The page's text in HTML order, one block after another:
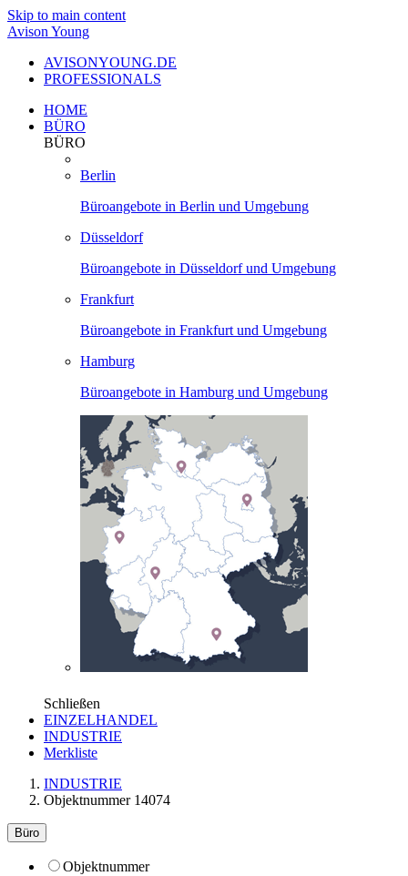
Skip to main content
Avison Young
AVISONYOUNG.DE
PROFESSIONALS
HOME
BÜRO
BÜRO
Berlin
Büroangebote in Berlin und Umgebung
Düsseldorf
Büroangebote in Düsseldorf und Umgebung
Frankfurt
Büroangebote in Frankfurt und Umgebung
Hamburg
Büroangebote in Hamburg und Umgebung
Schließen
EINZELHANDEL
INDUSTRIE
Merkliste
INDUSTRIE
Objektnummer 14074
Büro
Objektnummer